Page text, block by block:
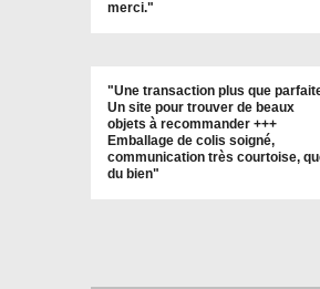
merci."
"Une transaction plus que
Un site pour trouver de beaux
objets à recommander +++
Emballage de colis soigné,
communication très courtoise,
du bien"